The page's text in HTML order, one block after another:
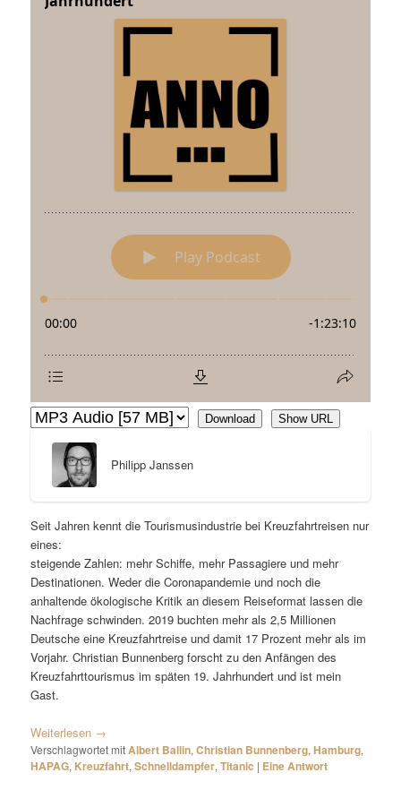
Download Show URL
Philipp Janssen
Seit Jahren kennt die Tourismusindustrie bei Kreuzfahrtreisen nur
eines:
steigende Zahlen: mehr Schiffe, mehr Passagiere und mehr
Destinationen. Weder die Coronapandemie und noch die
anhaltende ökologische Kritik an diesem Reiseformat lassen die
Nachfrage schwinden. 2019 buchten mehr als 2,5 Millionen
Deutsche eine Kreuzfahrtreise und damit 17 Prozent mehr als im
Vorjahr. Christian Bunnenberg forscht zu den Anfängen des
Kreuzfahrttourismus im späten 19. Jahrhundert und ist mein
Gast.
Weiterlesen →
Verschlagwortet mitAlbert Ballin,Christian Bunnenberg,Hamburg,
HAPAG, Kreuzfahrt,Schnelldampfer,Titanic | EineAntwort